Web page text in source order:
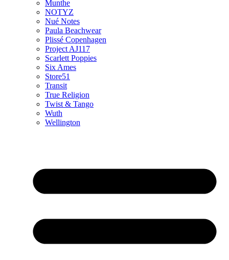
Munthe
NOTYZ
Nué Notes
Paula Beachwear
Plissé Copenhagen
Project AJ117
Scarlett Poppies
Six Ames
Store51
Transit
True Religion
Twist & Tango
Wuth
Wellington